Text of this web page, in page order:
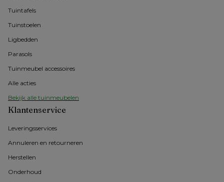
Tuintafels
Tuinstoelen
Ligbedden
Parasols
Tuinmeubel accessoires
Alle acties
Bekijk alle tuinmeubelen
Klantenservice
Leveringsservices
Annuleren en retourneren
Herstellen
Onderhoud